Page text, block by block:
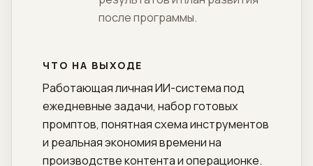
после программы.
ЧТО НА ВЫХОДЕ
Работающая личная ИИ-система под
ежедневные задачи, набор готовых
промптов, понятная схема инструментов
и реальная экономия времени на
производстве контента и операционке.